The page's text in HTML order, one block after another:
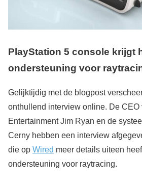
PlayStation 5 console krijgt
ondersteuning voor
Gelijktijdig met de blogpost
onthullend interview online. De CEO
Entertainment Jim Ryan en de
Cerny hebben een interview
die op Wired meer details uiteen
ondersteuning voor raytracing.